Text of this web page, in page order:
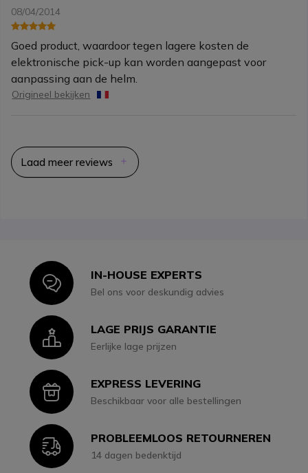
08/04/2014
Goed product, waardoor tegen lagere kosten de
elektronische pick-up kan worden aangepast voor
aanpassing aan de helm.
Origineel bekijken
Laad meer reviews
IconIN-HOUSE EXPERTS
Bel ons voor deskundig advies
IconLAGE PRIJS GARANTIE
Eerlijke lage prijzen
IconEXPRESS LEVERING
Beschikbaar voor alle bestellingen
IconPROBLEEMLOOS RETOURNEREN
14 dagen bedenktijd